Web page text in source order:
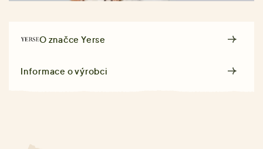
O značceYerse
Informace o výrobci